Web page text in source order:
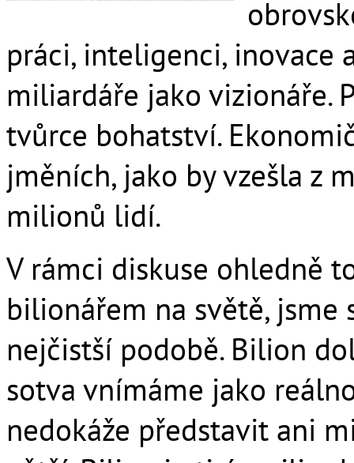
práci, inteligenci, inovace
miliardáře jako vizionáře.
tvůrce bohatství.
jměních, jako by vzešla z
milionů lidí.
V rámci diskuse ohledně
bilionářem na světě,
nejčistší podobě. Bilion
sotva vnímáme jako
nedokáže představit ani